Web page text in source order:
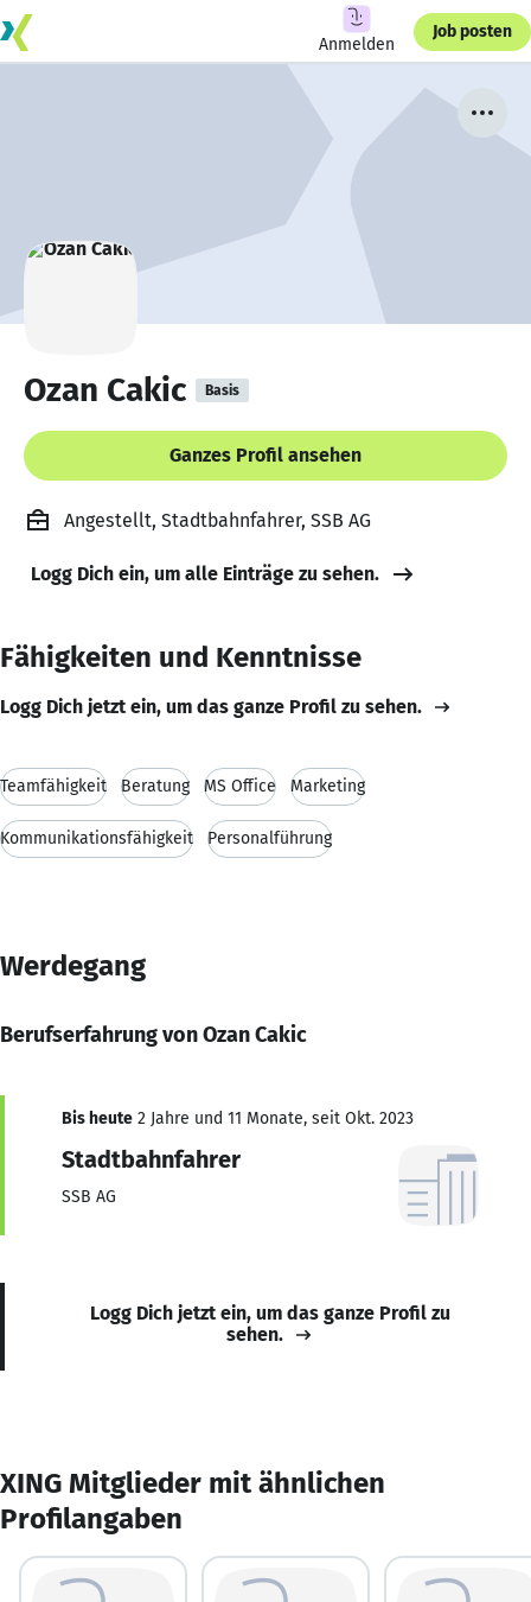
Anmelden
Job posten
Ozan Cakic Basis
Ganzes Profil ansehen
Angestellt, Stadtbahnfahrer, SSB AG
Logg Dich ein, um alle Einträge zu sehen.
Fähigkeiten und Kenntnisse
Logg Dich jetzt ein, um das ganze Profil zu sehen.
Teamfähigkeit Beratung MS Office Marketing
Kommunikationsfähigkeit Personalführung
Werdegang
Berufserfahrung von Ozan Cakic
Bis heute 2 Jahre und 11 Monate, seit Okt. 2023
Stadtbahnfahrer
SSB AG
Logg Dich jetzt ein, um das ganze Profil zu
sehen.
XING Mitglieder mit ähnlichen
Profilangaben